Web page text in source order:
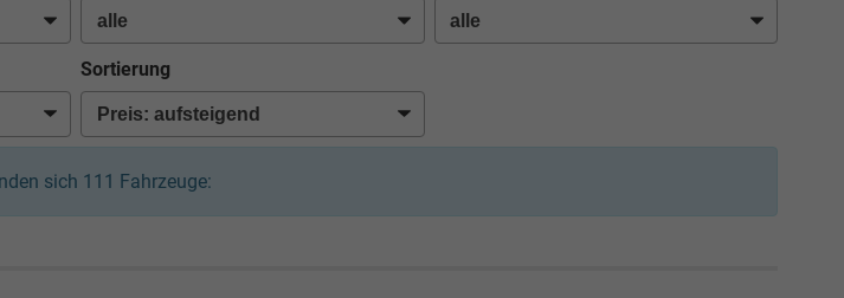
Sortierung
sich 111 Fahrzeuge: